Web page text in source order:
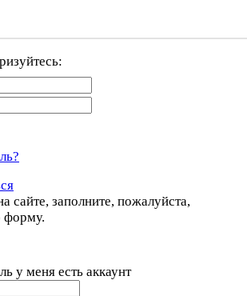
сайте, заполните, пожалуйста,
форму.
у меня есть аккаунт